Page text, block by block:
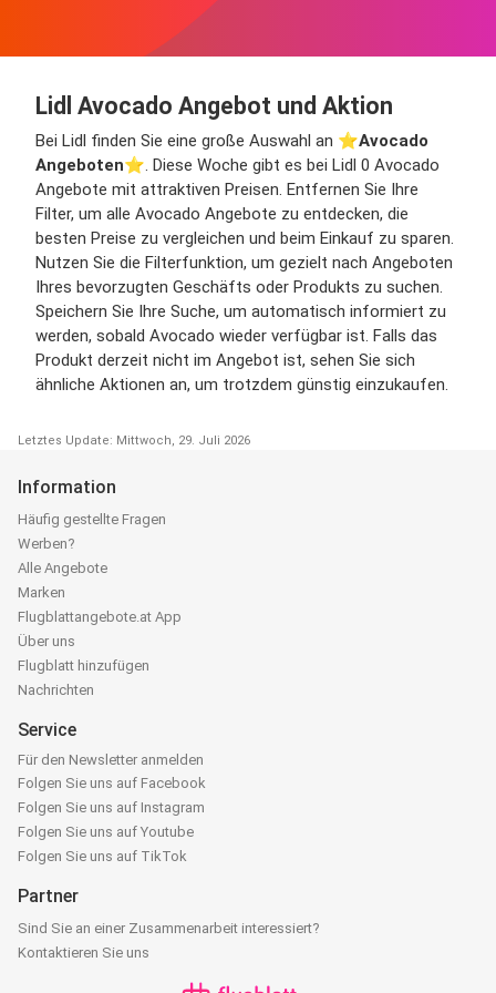
Lidl Avocado Angebot und Aktion
Bei Lidl finden Sie eine große Auswahl an ⭐️Avocado
Angeboten⭐️. Diese Woche gibt es bei Lidl 0 Avocado
Angebote mit attraktiven Preisen. Entfernen Sie Ihre
Filter, um alle Avocado Angebote zu entdecken, die
besten Preise zu vergleichen und beim Einkauf zu sparen.
Nutzen Sie die Filterfunktion, um gezielt nach Angeboten
Ihres bevorzugten Geschäfts oder Produkts zu suchen.
Speichern Sie Ihre Suche, um automatisch informiert zu
werden, sobald Avocado wieder verfügbar ist. Falls das
Produkt derzeit nicht im Angebot ist, sehen Sie sich
ähnliche Aktionen an, um trotzdem günstig einzukaufen.
Letztes Update: Mittwoch, 29. Juli 2026
Information
Häufig gestellte Fragen
Werben?
Alle Angebote
Marken
Flugblattangebote.at App
Über uns
Flugblatt hinzufügen
Nachrichten
Service
Für den Newsletter anmelden
Folgen Sie uns auf Facebook
Folgen Sie uns auf Instagram
Folgen Sie uns auf Youtube
Folgen Sie uns auf TikTok
Partner
Sind Sie an einer Zusammenarbeit interessiert?
Kontaktieren Sie uns